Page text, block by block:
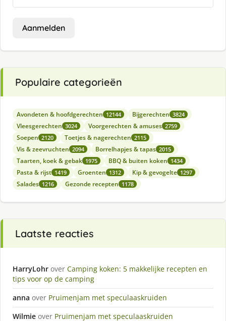
Aanmelden
Populaire categorieën
Avondeten & hoofdgerechten 12144 Bijgerechten 3824
Vleesgerechten 3024 Voorgerechten & amuses 2759
Soepen 2120 Toetjes & nagerechten 2115
Vis & zeevruchten 2094 Borrelhapjes & tapas 2015
Taarten, koek & gebak 1975 BBQ & buiten koken 1434
Pasta & rijst 1419 Groenten 1312 Kip & gevogelte 1297
Salades 1216 Gezonde recepten 1178
Laatste reacties
HarryLohr over Camping koken: 5 makkelijke recepten en
tips voor op de camping
anna over Pruimenjam met speculaaskruiden
Wilmie over Pruimenjam met speculaaskruiden